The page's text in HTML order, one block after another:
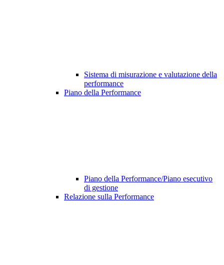
Sistema di misurazione e valutazione della
performance
Piano della Performance
Piano della Performance/Piano esecutivo
di gestione
Relazione sulla Performance